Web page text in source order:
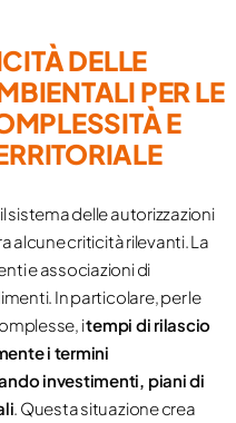
DELLE
PER LE
E
delle autorizzazioni
alcune criticità rilevanti. La
e associazioni di
In particolare, per le
itempi di rilascio
i termini
investimenti, piani di
. Questa situazione crea